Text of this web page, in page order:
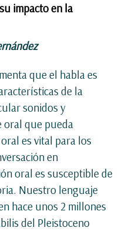
impacto en la
que el habla es
de la
sonidos y
que pueda
es vital para los
en
oral es susceptible de
Nuestro lenguaje
hace unos 2 millones
del Pleistoceno